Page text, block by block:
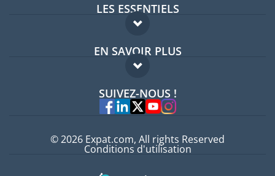
LES ESSENTIELS
Forum expatriés
Guides pays
EN SAVOIR PLUS
FAQ
Experts
SUIVEZ-NOUS !
© 2026 Expat.com, All rights Reserved
Conditions d'utilisation